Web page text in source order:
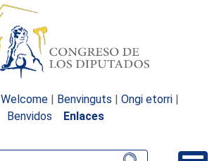
Welcome | Benvinguts | Ongi etorri |
Benvidos
Enlaces